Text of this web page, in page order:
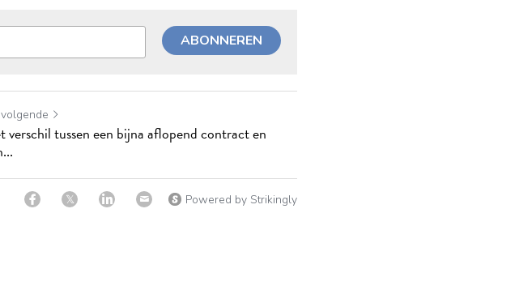
ABONNEREN
verschil tussen een bijna aflopend contract en
Powered by Strikingly